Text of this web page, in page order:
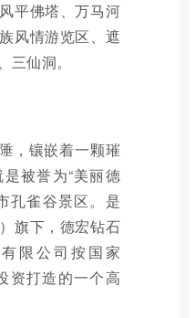
平佛塔、万马河
风情游览区、遮
三仙洞。
，镶嵌着一颗璀
被誉为“美丽德
孔雀谷景区。是
旗下，德宏钻石
限公司按国家
资打造的一个高